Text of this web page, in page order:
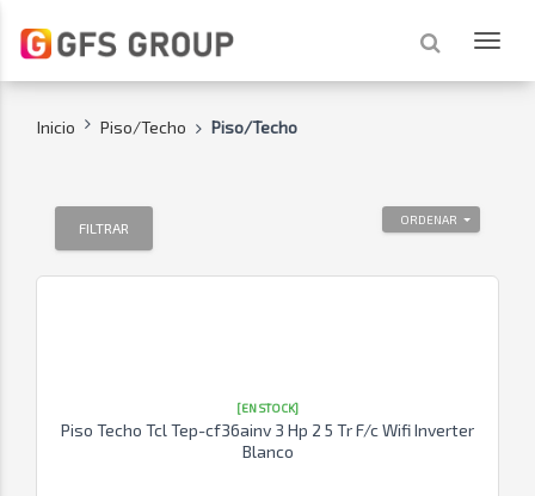
Inicio Piso/Techo Piso/Techo
ORDENAR
FILTRAR
[EN STOCK]
Piso Techo Tcl Tep-cf36ainv 3 Hp 2 5 Tr F/c Wifi Inverter
Blanco